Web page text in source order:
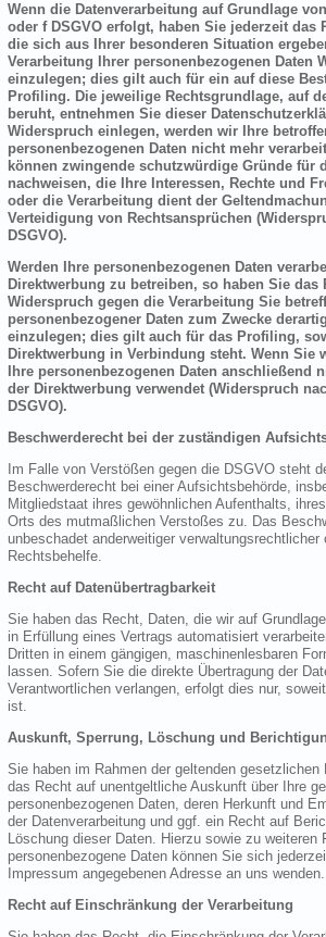
Wenn die Datenverarbeitung auf Grundlage
oder f DSGVO erfolgt, haben Sie jederzeit das
die sich aus Ihrer besonderen Situation
Verarbeitung Ihrer personenbezogenen Daten
einzulegen; dies gilt auch für ein auf diese
Profiling. Die jeweilige Rechtsgrundlage, auf
beruht, entnehmen Sie dieser
Widerspruch einlegen, werden wir Ihre
personenbezogenen Daten nicht mehr
können zwingende schutzwürdige Gründe für
nachweisen, die Ihre Interessen, Rechte und
oder die Verarbeitung dient der
Verteidigung von Rechtsansprüchen
DSGVO).
Werden Ihre personenbezogenen Daten
Direktwerbung zu betreiben, so haben Sie das
Widerspruch gegen die Verarbeitung Sie
personenbezogener Daten zum Zwecke
einzulegen; dies gilt auch für das Profiling,
Direktwerbung in Verbindung steht. Wenn Sie
Ihre personenbezogenen Daten anschließend
der Direktwerbung verwendet (Widerspruch
DSGVO).
Beschwerderecht bei der zuständigen
Im Falle von Verstößen gegen die DSGVO steht
Beschwerderecht bei einer Aufsichtsbehörde,
Mitgliedstaat ihres gewöhnlichen Aufenthalts,
Orts des mutmaßlichen Verstoßes zu. Das
unbeschadet anderweitiger verwaltungsrechtlicher
Rechtsbehelfe.
Recht auf Datenübertragbarkeit
Sie haben das Recht, Daten, die wir auf
in Erfüllung eines Vertrags automatisiert
Dritten in einem gängigen, maschinenlesbaren
lassen. Sofern Sie die direkte Übertragung der
Verantwortlichen verlangen, erfolgt dies nur,
ist.
Auskunft, Sperrung, Löschung und
Sie haben im Rahmen der geltenden
das Recht auf unentgeltliche Auskunft über Ihre
personenbezogenen Daten, deren Herkunft und
der Datenverarbeitung und ggf. ein Recht auf
Löschung dieser Daten. Hierzu sowie zu weiteren
personenbezogene Daten können Sie sich
Impressum angegebenen Adresse an uns wenden.
Recht auf Einschränkung der Verarbeitung